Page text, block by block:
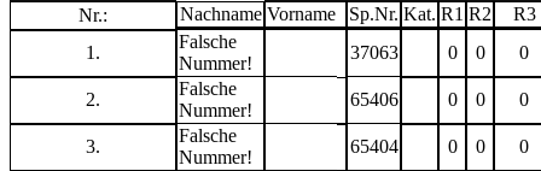
Nr.: Nachname Vorname Sp.Nr. Kat. R1 R2
R3
1.
Falsche
Nummer!
37063 0 0 0
2.
Falsche
Nummer!
65406 0 0 0
3.
Falsche
Nummer!
65404 0 0 0